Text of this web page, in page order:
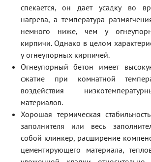
спекается, он дает усадку во
нагрева, а температура
немного ниже, чем у
кирпичи. Однако в целом
у огнеупорных кирпичей.
Огнеупорный бетон имеет
сжатие при комнатной
воздействия
материалов.
Хорошая термическая
заполнителя или весь
собой клинкер, расширение
цементирующего материала,